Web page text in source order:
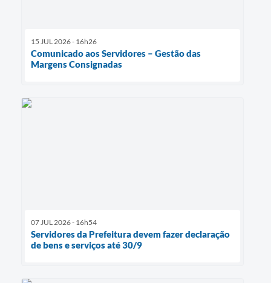
15 JUL 2026 - 16h26
Comunicado aos Servidores – Gestão das
Margens Consignadas
07 JUL 2026 - 16h54
Servidores da Prefeitura devem fazer declaração
de bens e serviços até 30/9